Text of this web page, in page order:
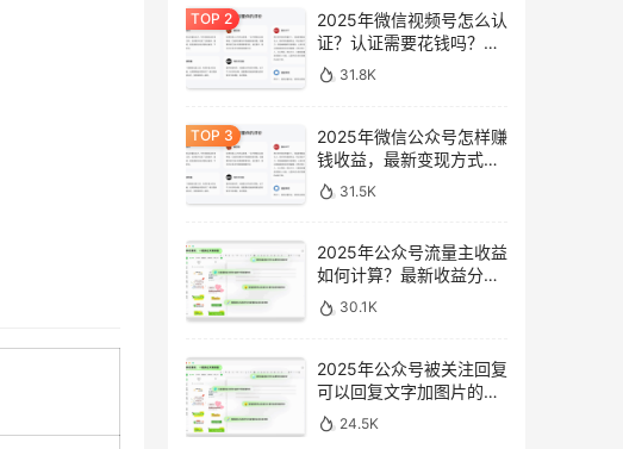
2025年微信视频号怎么认
证？认证需要花钱吗？最
新完整指南
31.8K
2025年微信公众号怎样赚
钱收益，最新变现方式完
整指南
31.5K
2025年公众号流量主收益
如何计算？最新收益分析
与提升方法
30.1K
2025年公众号被关注回复
可以回复文字加图片的消
息吗？最新设置指南
24.5K